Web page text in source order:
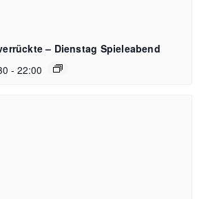
– Dienstag Spieleabend
- 22:00